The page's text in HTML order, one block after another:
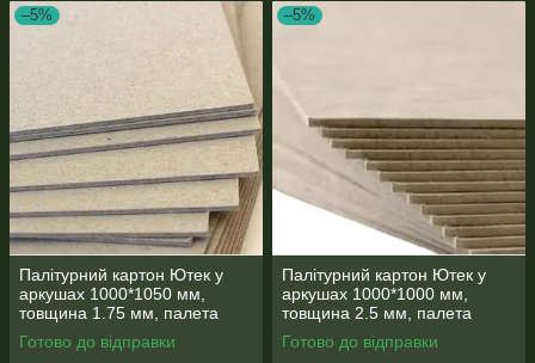
–5%
Палітурний картон Ютек у
аркушах 1000*1050 мм,
товщина 1.75 мм, палета
500кг (КПЛ-1000*1050-
1.75/500-1)
Готово до відправки
–5%
Палітурний картон Ютек у
аркушах 1000*1000 мм,
товщина 2.5 мм, палета
500кг (КПЛ-1000*1000-
2.5/500-1)
Готово до відправки